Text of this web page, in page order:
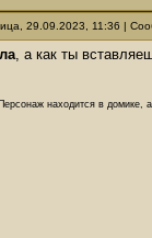
29.09.2023, 11:36 |
, а как ты
находится в домике,